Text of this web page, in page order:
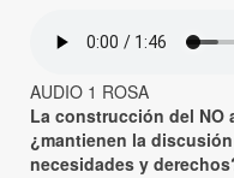
AUDIO 1 ROSA
La construcción del NO
¿mantienen la
necesidades y